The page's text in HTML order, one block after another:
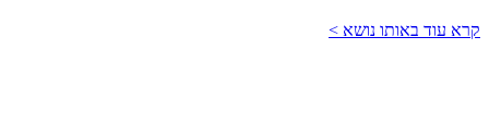
קרא עוד באותו נושא >